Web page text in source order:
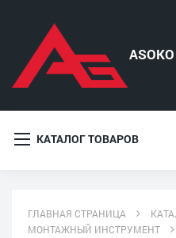
КАТАЛОГ ТОВАРОВ
ГЛАВНАЯ СТРАНИЦА
МОНТАЖНЫЙ ИНСТРУМЕНТ